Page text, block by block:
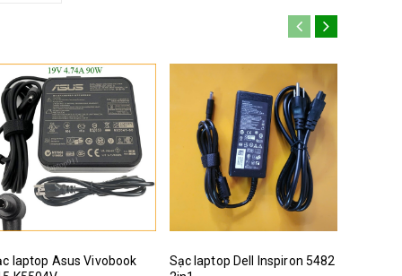
laptop Asus Vivobook
Sạc laptop Dell Inspiron 5482